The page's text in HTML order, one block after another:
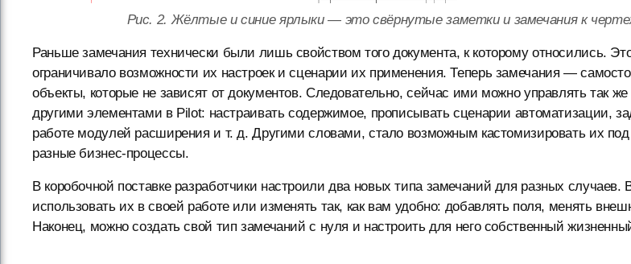
Рис. 2. Жёлтые и синие ярлыки — это свёрнутые заметки и замечания к
Раньше замечания технически были лишь свойством того документа, к которому относились.
ограничивало возможности их настроек и сценарии их применения. Теперь замечания —
объекты, которые не зависят от документов. Следовательно, сейчас ими можно управлять так же
другими элементами в Pilot: настраивать содержимое, прописывать сценарии автоматизации,
работе модулей расширения и т. д. Другими словами, стало возможным кастомизировать их
разные бизнес-процессы.
В коробочной поставке разработчики настроили два новых типа замечаний для разных случаев.
использовать их в своей работе или изменять так, как вам удобно: добавлять поля, менять
Наконец, можно создать свой тип замечаний с нуля и настроить для него собственный